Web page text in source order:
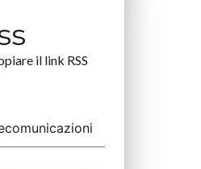
il link RSS